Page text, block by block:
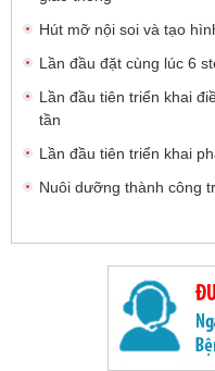
Hút mỡ nội soi và tạo
Lần đầu đặt cùng lúc 6
Lần đầu tiên triển khai
tần
Lần đầu tiên triển khai
Nuôi dưỡng thành công